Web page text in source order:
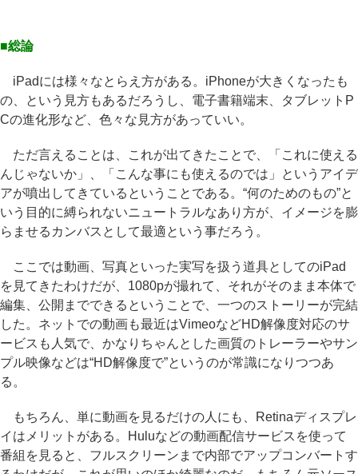
■総論
iPadには様々なとらえ方がある。iPhoneが大きくなったも
の、という見方もあるだろうし、電子書籍端末、タブレットP
Cの進化形など、色々な見方があっていい。
ただ言えることは、これが出てきたことで、「これに使える
んじゃないか」、「こんな事にも使えるのでは」というアイデ
アが噴出してきているということである。“何のためのもの”と
いう目的に縛られないニュートラルなあり方が、イメージを膨
らませるカンバスとして最適という事だろう。
ここでは動画、写真といった実写を扱う道具としてのiPad
を見てきたわけだが、1080pが撮れて、それがそのまま本体で
編集、公開までできるということで、一つのストーリーが完結
した。ネットでの動画も最近はVimeoなどHD解像度対応のサ
ービスも人気で、かなりちゃんとした画質のトレーラーやサン
プル映像などは“HD解像度で”というのが常識になりつつあ
る。
もちろん、単に動画を見るだけの人にも、Retinaディスプレ
イはメリットがある。Huluなどの動画配信サービスを使って
番組を見ると、フルスクリーンまで内部でアップコンバートす